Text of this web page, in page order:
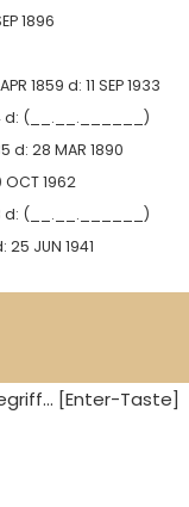
1896
1859 d: 11 SEP 1933
d: (__.__.______)
d: 28 MAR 1890
OCT 1962
d: (__.__.______)
25 JUN 1941
[Enter-Taste]